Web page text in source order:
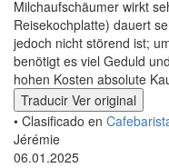
Milchaufschäumer wirkt
Reisekochplatte) dauert
jedoch nicht störend ist;
benötigt es viel Geduld
hohen Kosten absolute
Traducir Ver original
• Clasificado en
Jérémie
06.01.2025